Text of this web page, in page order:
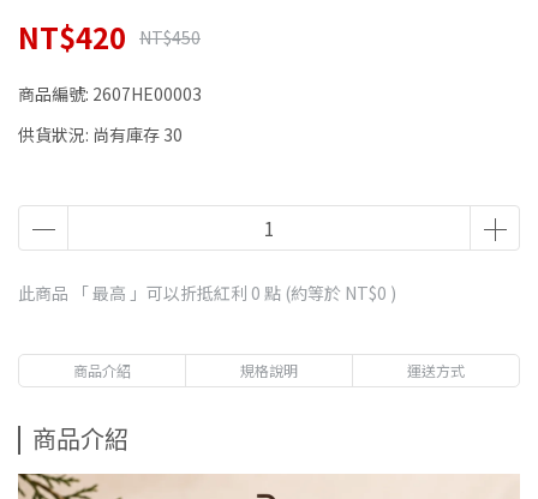
NT$420 NT$450
商品編號: 2607HE00003
供貨狀況: 尚有庫存 30
此商品 「 最高 」可以折抵紅利 0 點 (約等於 NT$0 )
商品介紹 規格說明 運送方式
商品介紹